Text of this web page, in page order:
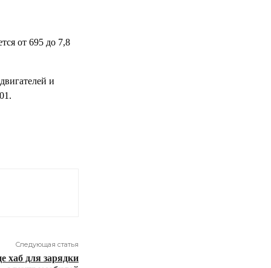
от 695 до 7,8
и
Следующая статья
хаб для зарядки